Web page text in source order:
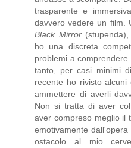
trasparente e
davvero vedere un film.
Black Mirror(stupenda),
ho una discreta
problemi a
tanto, per casi minimi
recente ho rivisto
ammettere di averli
Non si tratta di aver
aver compreso meglio il
emotivamente
ostacolo al mio